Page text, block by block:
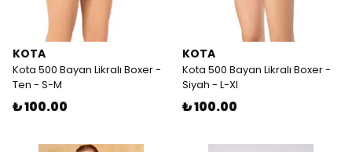
KOTA
Kota 500 Bayan Likralı Boxer -
Ten - S-M
₺ 100.00
KOTA
Kota 500 Bayan Likralı Boxer -
Siyah - L-Xl
₺ 100.00